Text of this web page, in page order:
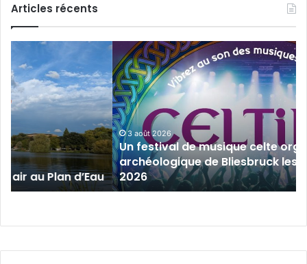
Articles récents
Plan d’Eau
festival
de
musique
celte
organisé
au
parc
archéologique
de
Bliesbruck
8
3 août 2026
Un festival de musique celte organisé
archéologique de Bliesbruck les 7 et 8
2026